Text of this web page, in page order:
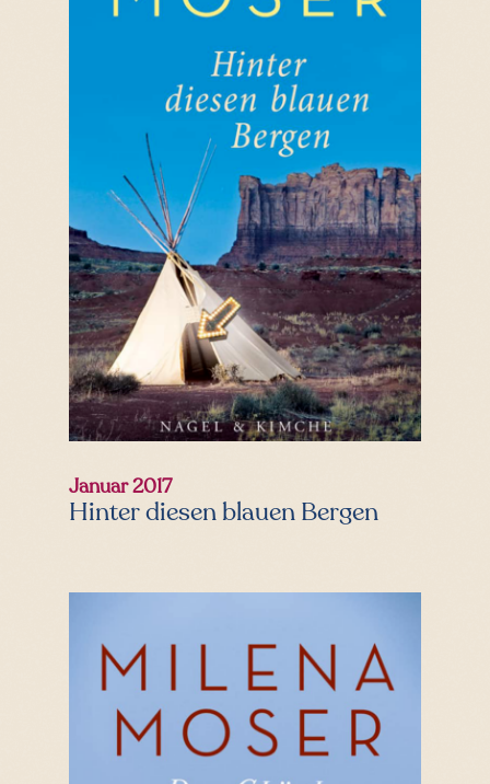
Hinter diesen blauen Bergen
Januar 2017